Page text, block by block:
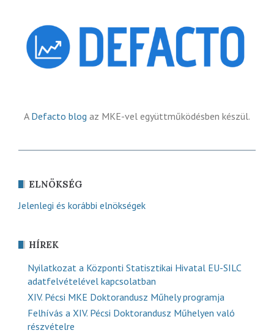
A Defacto blog az MKE-vel együttműködésben készül.
ELNÖKSÉG
Jelenlegi és korábbi elnökségek
HÍREK
Nyilatkozat a Központi Statisztikai Hivatal EU-SILC
adatfelvételével kapcsolatban
XIV. Pécsi MKE Doktorandusz Műhely programja
Felhívás a XIV. Pécsi Doktorandusz Műhelyen való
részvételre